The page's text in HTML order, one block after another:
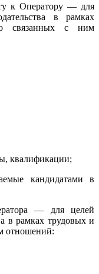
к Оператору — для
в рамках
связанных с ним
квалификации;
кандидатами в
— для целей
в рамках трудовых и
отношений: